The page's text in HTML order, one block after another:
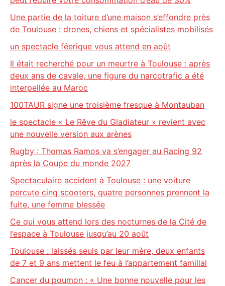
Une partie de la toiture d’une maison s’effondre près
de Toulouse : drones, chiens et spécialistes mobilisés
un spectacle féerique vous attend en août
Il était recherché pour un meurtre à Toulouse : après
deux ans de cavale, une figure du narcotrafic a été
interpellée au Maroc
100TAUR signe une troisième fresque à Montauban
le spectacle « Le Rêve du Gladiateur » revient avec
une nouvelle version aux arènes
Rugby : Thomas Ramos va s’engager au Racing 92
après la Coupe du monde 2027
Spectaculaire accident à Toulouse : une voiture
percute cinq scooters, quatre personnes prennent la
fuite, une femme blessée
Ce qui vous attend lors des nocturnes de la Cité de
l’espace à Toulouse jusqu’au 20 août
Toulouse : laissés seuls par leur mère, deux enfants
de 7 et 9 ans mettent le feu à l’appartement familial
Cancer du poumon : « Une bonne nouvelle pour les